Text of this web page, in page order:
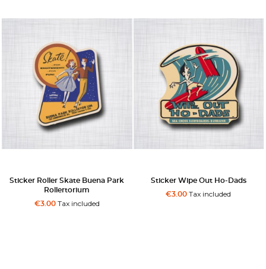
Sticker Roller Skate Buena Park
Rollertorium
€3.00Tax included
Sticker Wipe Out Ho-Dads
€3.00 Tax included